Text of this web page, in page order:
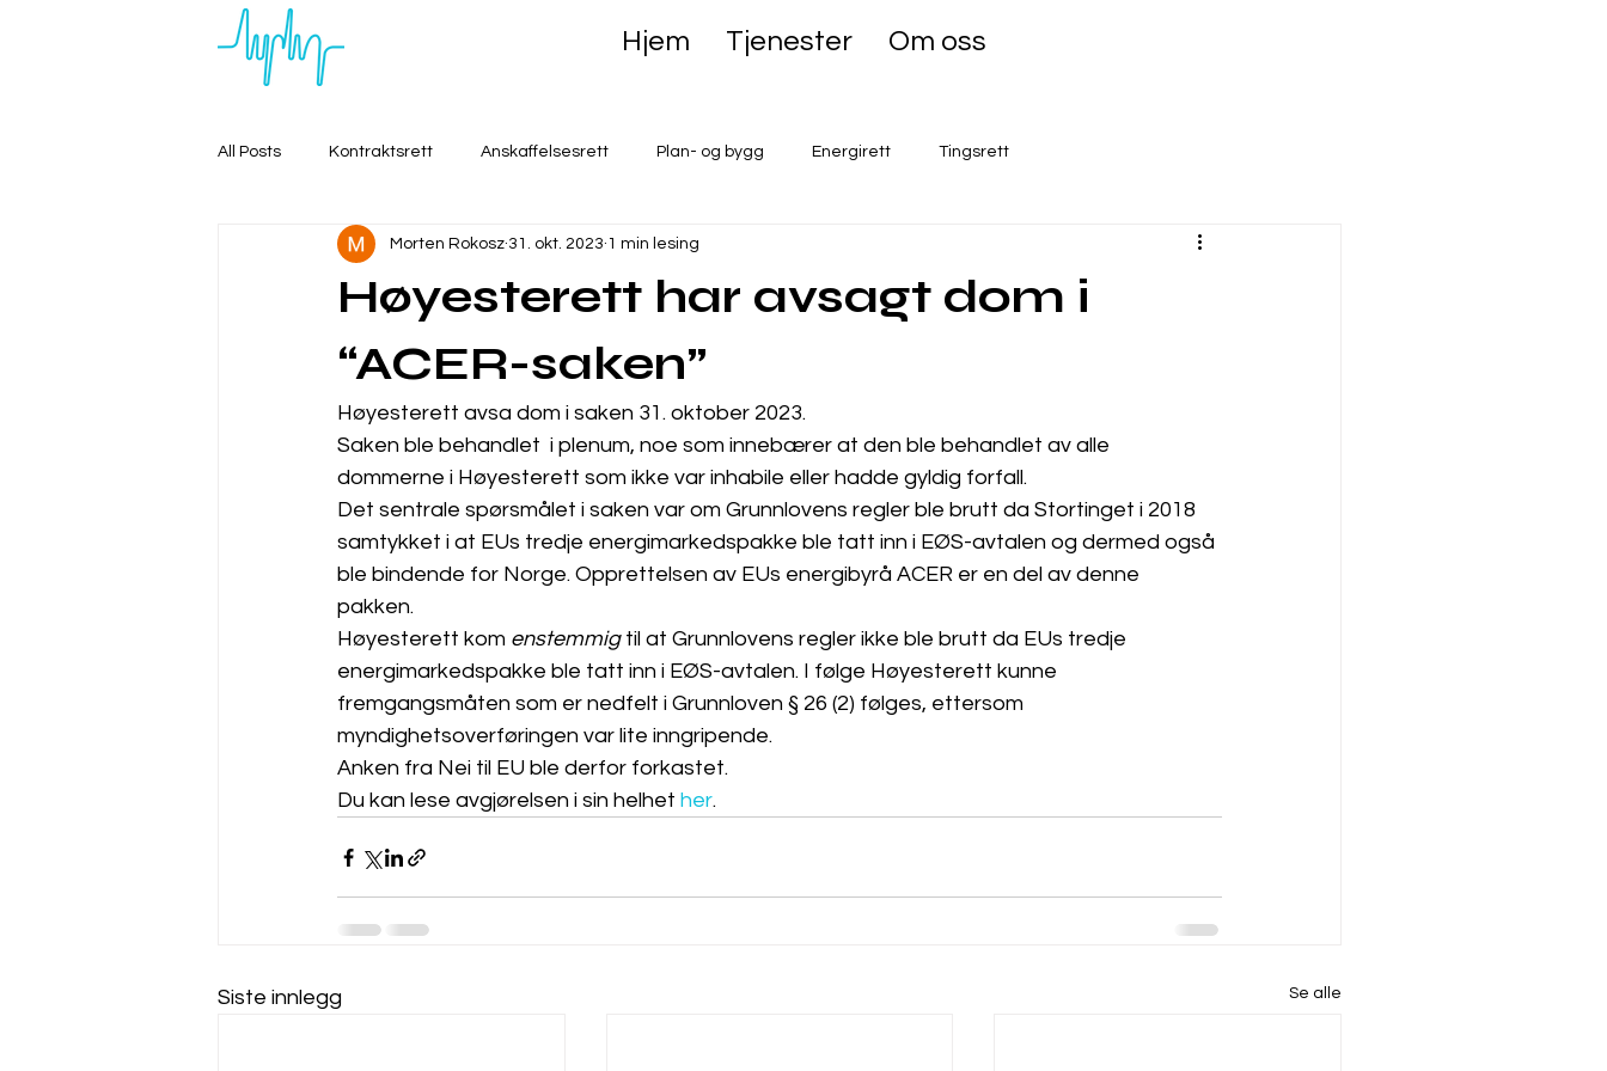
Hjem Tjenester Om oss
All Posts Kontraktsrett Anskaffelsesrett Plan- og bygg Energirett Tingsrett
Høyesterett har avsagt dom i
“ACER-saken”
Morten Rokosz 31. okt. 2023 1 min lesing
Høyesterett avsa dom i saken 31. oktober 2023.
Saken ble behandlet  i plenum, noe som innebærer at den ble behandlet av alle
dommerne i Høyesterett som ikke var inhabile eller hadde gyldig forfall.
Det sentrale spørsmålet i saken var om Grunnlovens regler ble brutt da Stortinget i 2018
samtykket i at EUs tredje energimarkedspakke ble tatt inn i EØS-avtalen og dermed også
ble bindende for Norge. Opprettelsen av EUs energibyrå ACER er en del av denne
pakken.
Høyesterett kom enstemmig til at Grunnlovens regler ikke ble brutt da EUs tredje
energimarkedspakke ble tatt inn i EØS-avtalen. I følge Høyesterett kunne
fremgangsmåten som er nedfelt i Grunnloven § 26 (2) følges, ettersom
myndighetsoverføringen var lite inngripende.
Anken fra Nei til EU ble derfor forkastet.
Du kan lese avgjørelsen i sin helhet her.
Siste innlegg Se alle